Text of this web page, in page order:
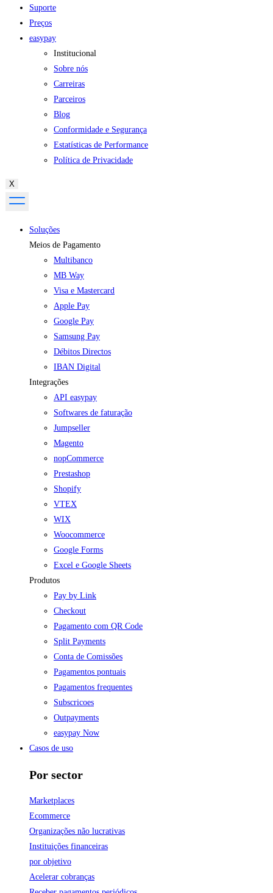
Suporte
Preços
easypay
Institucional
Sobre nós
Carreiras
Parceiros
Blog
Conformidade e Segurança
Estatísticas de Performance
Política de Privacidade
X
Soluções
Meios de Pagamento
Multibanco
MB Way
Visa e Mastercard
Apple Pay
Google Pay
Samsung Pay
Débitos Directos
IBAN Digital
Integrações
API easypay
Softwares de faturação
Jumpseller
Magento
nopCommerce
Prestashop
Shopify
VTEX
WIX
Woocommerce
Google Forms
Excel e Google Sheets
Produtos
Pay by Link
Checkout
Pagamento com QR Code
Split Payments
Conta de Comissões
Pagamentos pontuais
Pagamentos frequentes
Subscricoes
Outpayments
easypay Now
Casos de uso
Por sector
Marketplaces
Ecommerce
Organizações não lucrativas
Instituições financeiras
por objetivo
Acelerar cobranças